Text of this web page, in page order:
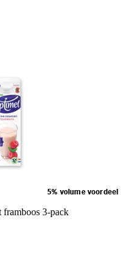
5% volume voordeel
3-pack